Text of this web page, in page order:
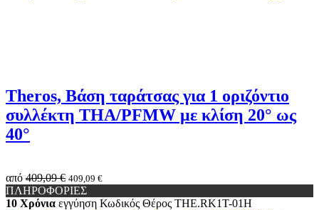
Theros, Βάση ταράτσας για 1 οριζόντιο
συλλέκτη THA/PFMW με κλίση 20° ως
40°
από 409,09 € 409,09 €
ΠΛΗΡΟΦΟΡΙΕΣ
10 Χρόνια εγγύηση Κωδικός Θέρος THE.RK1Τ-01H